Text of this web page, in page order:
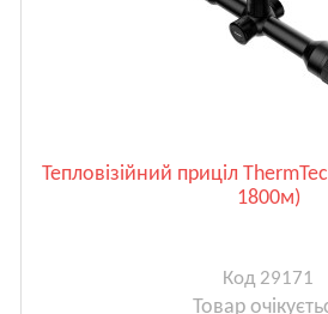
Тепловізійний приціл
1800м)
Код 29171
Товар